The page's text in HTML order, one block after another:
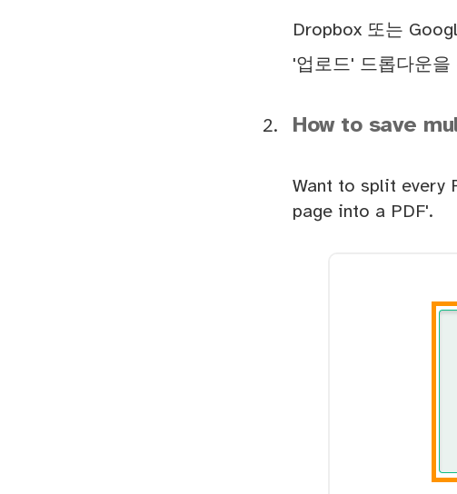
Dropbox 또는
'업로드' 드롭다운
How to save
Want to split every
page into a PDF'.